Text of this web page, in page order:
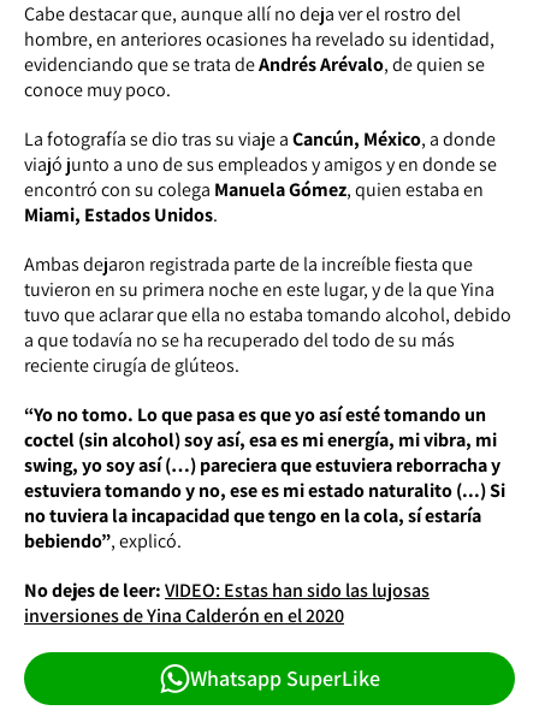
Cabe destacar que, aunque allí no deja ver el rostro del
hombre, en anteriores ocasiones ha revelado su identidad,
evidenciando que se trata deAndrés Arévalo, de quien se
conoce muy poco.
La fotografía se dio tras su viaje aCancún, México, a donde
viajó junto a uno de sus empleados y amigos y en donde se
encontró con su colega Manuela Gómez, quien estaba en
Miami, Estados Unidos.
Ambas dejaron registrada parte de la increíble fiesta que
tuvieron en su primera noche en este lugar, y de la que Yina
tuvo que aclarar que ella no estaba tomando alcohol, debido
a que todavía no se ha recuperado del todo de su más
reciente cirugía de glúteos.
“Yo no tomo. Lo que pasa es que yo así esté tomando un
coctel (sin alcohol) soy así, esa es mi energía, mi vibra, mi
swing, yo soy así (…) pareciera que estuviera reborracha y
estuviera tomando y no, ese es mi estado naturalito (...) Si
no tuviera la incapacidad que tengo en la cola, sí estaría
bebiendo”, explicó.
No dejes de leer:VIDEO: Estas han sido las lujosas
inversiones de Yina Calderón en el 2020
Whatsapp SuperLike